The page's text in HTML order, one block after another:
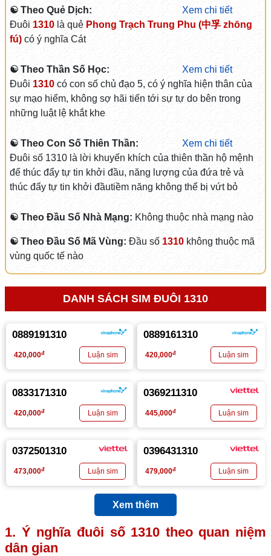
☯ Theo Quẻ Dịch:
Xem chi tiết
Đuôi 1310là quẻ Phong Trạch Trung Phu (中孚 zhōng
fú)có ý nghĩa Cát
☯ Theo Thần Số Học:
Xem chi tiết
Đuôi 1310có con số chủ đạo 5, có ý nghĩa hiện thân của
sự mạo hiểm, không sợ hãi tiến tới sự tự do bên trong
những luật lệ khắt khe
☯ Theo Con Số Thiên Thần:
Xem chi tiết
Đuôi số 1310 là lời khuyến khích của thiên thần hộ mệnh
để thúc đẩy tự tin khởi đầu, năng lượng của đứa trẻ và
thúc đẩy tự tin khởi đầutiềm năng không thể bị vứt bỏ
☯ Theo Đầu Số Nhà Mạng: Không thuộc nhà mạng nào
☯ Theo Đầu Số Mã Vùng: Đầu số 1310không thuộc mã
vùng quốc tế nào
DANH SÁCH SIM ĐUÔI 1310
0889191310
420,000đ
0889161310
420,000đ
0833171310
420,000đ
0369211310
445,000đ
0372501310
473,000đ
0396431310
479,000đ
Xem thêm
1. Ý nghĩa đuôi số 1310 theo quan niệm
dân gian